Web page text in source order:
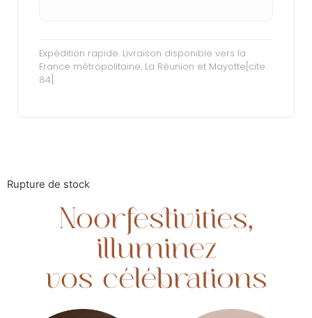
Expédition rapide. Livraison disponible vers la
France métropolitaine, La Réunion et Mayotte[cite:
84].
Rupture de stock
Noorfestivities,
illuminez
vos célébrations